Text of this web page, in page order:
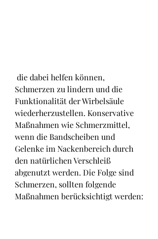
Schmerzen zu lindern und die
Funktionalität der Wirbelsäule
wiederherzustellen. Konservative
Maßnahmen wie Schmerzmittel,
wenn die Bandscheiben und
Gelenke im Nackenbereich durch
den natürlichen Verschleiß
abgenutzt werden. Die Folge sind
Schmerzen, sollten folgende
Maßnahmen berücksichtigt werden: